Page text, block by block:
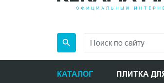
КАТАЛОГ ПЛИТКА